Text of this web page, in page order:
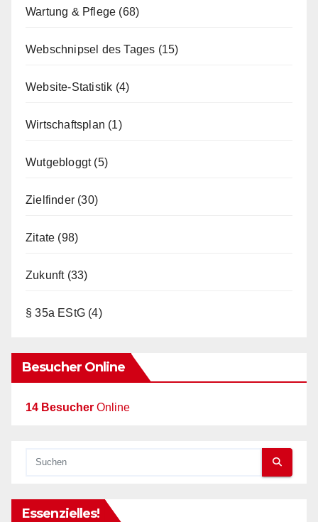
Wartung & Pflege (68)
Webschnipsel des Tages (15)
Website-Statistik (4)
Wirtschaftsplan (1)
Wutgebloggt(5)
Zielfinder (30)
Zitate (98)
Zukunft(33)
§ 35a EStG (4)
Besucher Online
14 Besucher Online
Essenzielles!